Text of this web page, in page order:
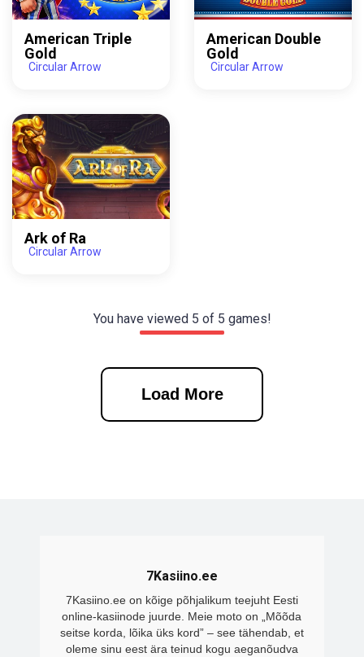
American Triple
Gold
Circular Arrow
American Double
Gold
Circular Arrow
Ark of Ra
Circular Arrow
You have viewed 5 of 5 games!
Load More
7Kasiino.ee
7Kasiino.ee on kõige põhjalikum teejuht Eesti
online-kasiinode juurde. Meie moto on „Mõõda
seitse korda, lõika üks kord” – see tähendab, et
oleme sinu eest ära teinud kogu aeganõudva